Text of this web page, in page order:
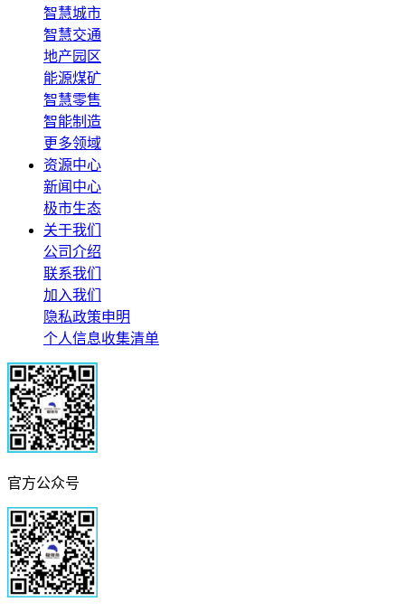
智慧城市
智慧交通
地产园区
能源煤矿
智慧零售
智能制造
更多领域
资源中心
新闻中心
极市生态
关于我们
公司介绍
联系我们
加入我们
隐私政策申明
个人信息收集清单
官方公众号